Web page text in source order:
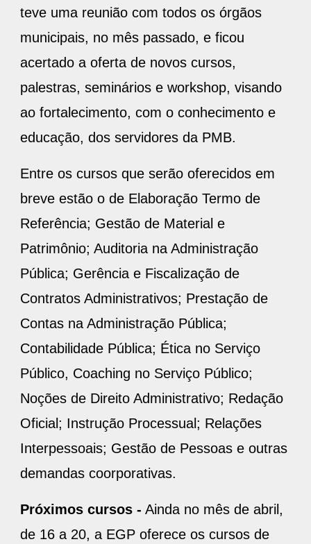
teve uma reunião com todos os órgãos
municipais, no mês passado, e ficou
acertado a oferta de novos cursos,
palestras, seminários e workshop, visando
ao fortalecimento, com o conhecimento e
educação, dos servidores da PMB.
Entre os cursos que serão oferecidos em
breve estão o de Elaboração Termo de
Referência; Gestão de Material e
Patrimônio; Auditoria na Administração
Pública; Gerência e Fiscalização de
Contratos Administrativos; Prestação de
Contas na Administração Pública;
Contabilidade Pública; Ética no Serviço
Público, Coaching no Serviço Público;
Noções de Direito Administrativo; Redação
Oficial; Instrução Processual; Relações
Interpessoais; Gestão de Pessoas e outras
demandas coorporativas.
Próximos cursos - Ainda no mês de abril,
de 16 a 20, a EGP oferece os cursos de